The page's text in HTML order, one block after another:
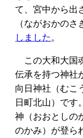
て、宮中から出
（ながおかのさ
しました。
この大和大国
伝承を持つ神社
向日神社（むこ
日町北山）です
神（おおとしの
のかみ）が登ら